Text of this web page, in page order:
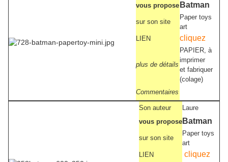
vous propose Batman
sur son site
Paper toys
art
LIEN
cliquez
plus de détails
PAPIER, à
imprimer
et fabriquer
(colage)
Commentaires
Son auteur
Laure
vous propose Batman
sur son site
Paper toys
art
LIEN
cliquez